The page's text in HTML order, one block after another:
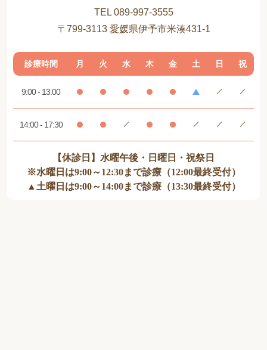
TEL 089-997-3555
〒799-3113 愛媛県伊予市米湊431-1
診療時間 月 火 水 木 金 土 日 祝
9:00 - 13:00
14:00 - 17:30
【休診日】水曜午後・日曜日・祝祭日
※水曜日は9:00～12:30まで診療（12:00最終受付）
▲土曜日は9:00～14:00まで診療（13:30最終受付）